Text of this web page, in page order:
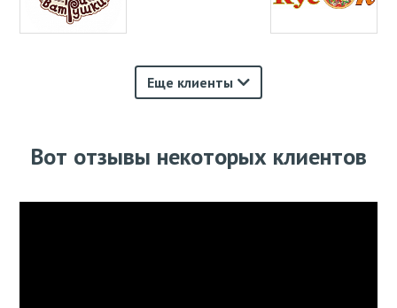
Еще клиенты
Вот отзывы некоторых клиентов